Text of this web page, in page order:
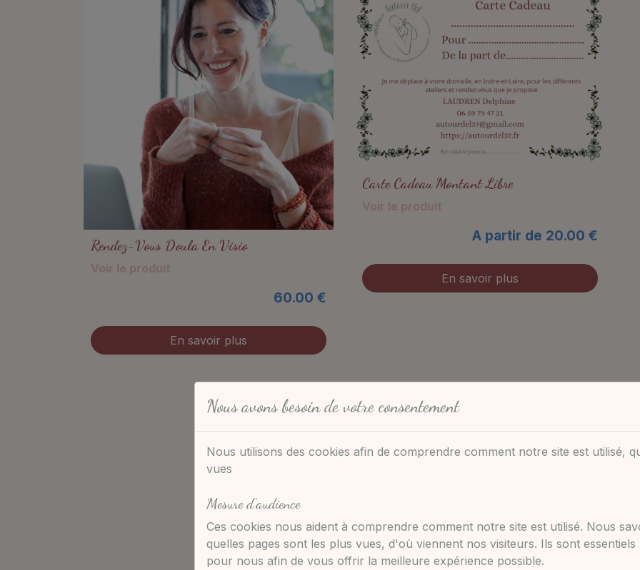
Rendez-Vous Doula En Visio
Voir le produit
60.00 €
En savoir plus
Carte Cadeau Montant Libre
Voir le produit
A partir de 20.00 €
En savoir plus
Les ateliers d'Accompagnement Parental et de
Offrez des moments uniques à vivre pendant la grossesse ou
Nous avons besoin de votre consentement
Nous utilisons des cookies afin de comprendre comment notre site est utilisé,
vues
Mesure d'audience
Ces cookies nous aident à comprendre comment notre site est utilisé. Nous
quelles pages sont les plus vues, d'où viennent nos visiteurs. Ils sont essentiels
pour nous afin de vous offrir la meilleure expérience possible.